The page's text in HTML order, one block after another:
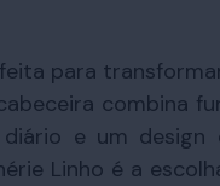
para
combina
e um design
Linho é a